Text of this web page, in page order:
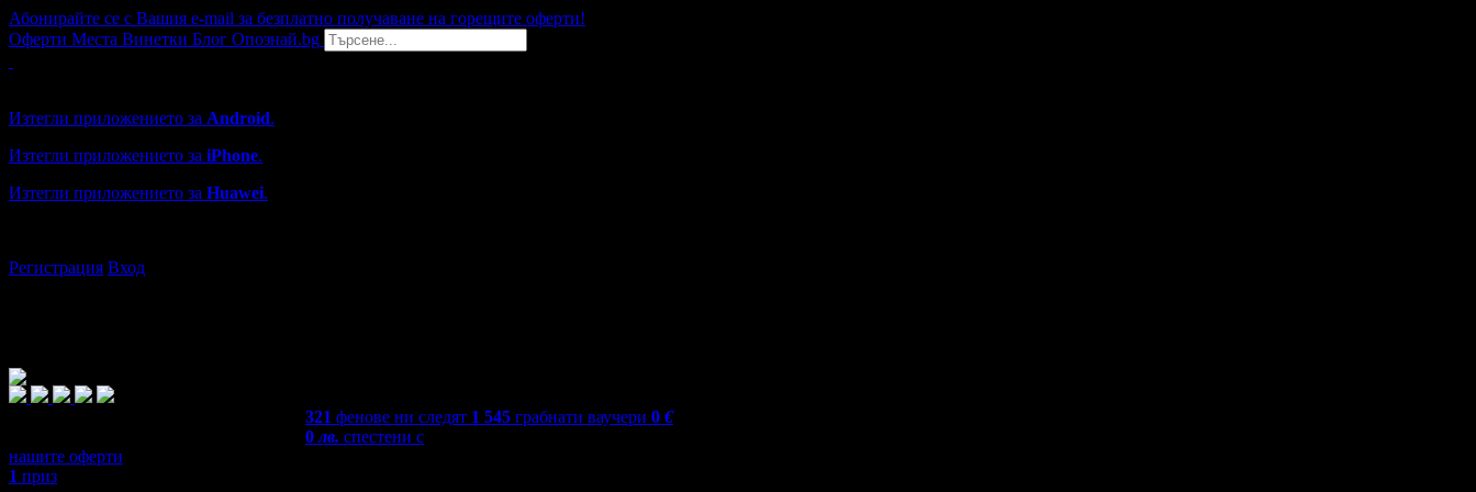
Абонирайте се с Вашия e-mail за безплатно получаване на горещите оферти!
Оферти Места Винетки Блог Опознай.bg
Изтегли приложението за Android.
Изтегли приложението за iPhone.
Изтегли приложението за Huawei.
Регистрация Вход
321 фенове ни следят 1 545 грабнати ваучери 0 €
0лв. спестени с
нашите оферти
1 приз